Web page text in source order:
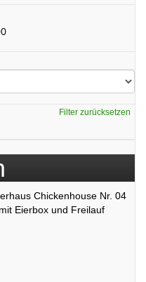
Filter zurücksetzen
Chickenhouse Nr. 04
Eierbox und Freilauf